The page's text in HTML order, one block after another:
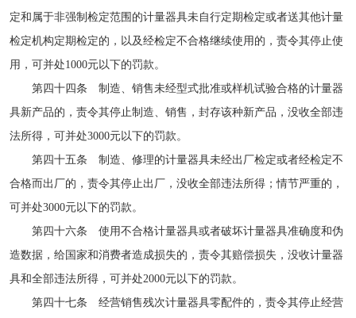
定和属于非强制检定范围的计量器具未自行定期检定或者送其他计量
检定机构定期检定的，以及经检定不合格继续使用的，责令其停止使
用，可并处1000元以下的罚款。
第四十四条 制造、销售未经型式批准或样机试验合格的计量器
具新产品的，责令其停止制造、销售，封存该种新产品，没收全部违
法所得，可并处3000元以下的罚款。
第四十五条 制造、修理的计量器具未经出厂检定或者经检定不
合格而出厂的，责令其停止出厂，没收全部违法所得；情节严重的，
可并处3000元以下的罚款。
第四十六条 使用不合格计量器具或者破坏计量器具准确度和伪
造数据，给国家和消费者造成损失的，责令其赔偿损失，没收计量器
具和全部违法所得，可并处2000元以下的罚款。
第四十七条 经营销售残次计量器具零配件的，责令其停止经营